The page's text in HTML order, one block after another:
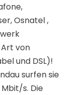
Osnatel ,
von
und DSL)!
surfen sie
s. Die